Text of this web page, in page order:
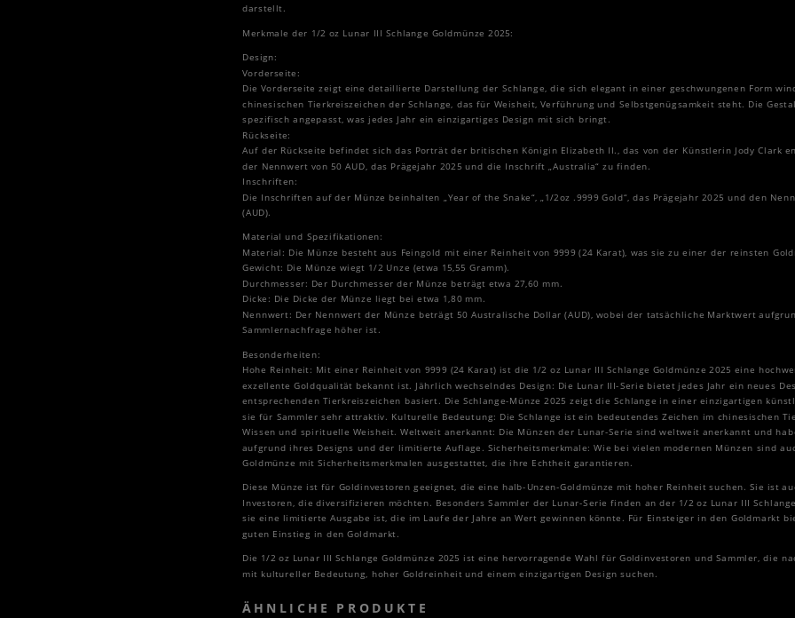
darstellt.
Merkmale der 1/2 oz Lunar III Schlange Goldmünze 2025:
Design:
Vorderseite:
Die Vorderseite zeigt eine detaillierte Darstellung der Schlange, die sich elegant in einer geschwungenen Form
chinesischen Tierkreiszeichen der Schlange, das für Weisheit, Verführung und Selbstgenügsamkeit steht. Die
spezifisch angepasst, was jedes Jahr ein einzigartiges Design mit sich bringt.
Rückseite:
Auf der Rückseite befindet sich das Porträt der britischen Königin Elizabeth II., das von der Künstlerin Jody Clark
der Nennwert von 50 AUD, das Prägejahr 2025 und die Inschrift „Australia“ zu finden.
Inschriften:
Die Inschriften auf der Münze beinhalten „Year of the Snake“, „1/2oz .9999 Gold“, das Prägejahr 2025 und den
(AUD).
Material und Spezifikationen:
Material: Die Münze besteht aus Feingold mit einer Reinheit von 9999 (24 Karat), was sie zu einer der reinsten
Gewicht: Die Münze wiegt 1/2 Unze (etwa 15,55 Gramm).
Durchmesser: Der Durchmesser der Münze beträgt etwa 27,60 mm.
Dicke: Die Dicke der Münze liegt bei etwa 1,80 mm.
Nennwert: Der Nennwert der Münze beträgt 50 Australische Dollar (AUD), wobei der tatsächliche Marktwert
Sammlernachfrage höher ist.
Besonderheiten:
Hohe Reinheit: Mit einer Reinheit von 9999 (24 Karat) ist die 1/2 oz Lunar III Schlange Goldmünze 2025 eine
exzellente Goldqualität bekannt ist. Jährlich wechselndes Design: Die Lunar III-Serie bietet jedes Jahr ein neues
entsprechenden Tierkreiszeichen basiert. Die Schlange-Münze 2025 zeigt die Schlange in einer einzigartigen
sie für Sammler sehr attraktiv. Kulturelle Bedeutung: Die Schlange ist ein bedeutendes Zeichen im chinesischen
Wissen und spirituelle Weisheit. Weltweit anerkannt: Die Münzen der Lunar-Serie sind weltweit anerkannt und
aufgrund ihres Designs und der limitierte Auflage. Sicherheitsmerkmale: Wie bei vielen modernen Münzen sind
Goldmünze mit Sicherheitsmerkmalen ausgestattet, die ihre Echtheit garantieren.
Diese Münze ist für Goldinvestoren geeignet, die eine halb-Unzen-Goldmünze mit hoher Reinheit suchen. Sie ist
Investoren, die diversifizieren möchten. Besonders Sammler der Lunar-Serie finden an der 1/2 oz Lunar III
sie eine limitierte Ausgabe ist, die im Laufe der Jahre an Wert gewinnen könnte. Für Einsteiger in den Goldmarkt
guten Einstieg in den Goldmarkt.
Die 1/2 oz Lunar III Schlange Goldmünze 2025 ist eine hervorragende Wahl für Goldinvestoren und Sammler, die
mit kultureller Bedeutung, hoher Goldreinheit und einem einzigartigen Design suchen.
ÄHNLICHE PRODUKTE